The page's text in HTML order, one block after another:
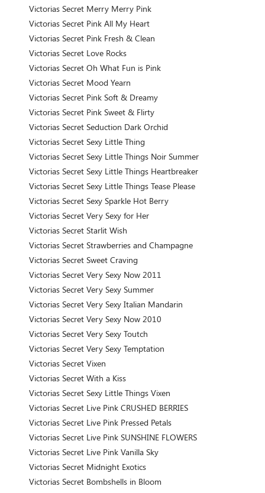
Victorias Secret Merry Merry Pink
Victorias Secret Pink All My Heart
Victorias Secret Pink Fresh & Clean
Victorias Secret Love Rocks
Victorias Secret Oh What Fun is Pink
Victorias Secret Mood Yearn
Victorias Secret Pink Soft & Dreamy
Victorias Secret Pink Sweet & Flirty
Victorias Secret Seduction Dark Orchid
Victorias Secret Sexy Little Thing
Victorias Secret Sexy Little Things Noir Summer
Victorias Secret Sexy Little Things Heartbreaker
Victorias Secret Sexy Little Things Tease Please
Victorias Secret Sexy Sparkle Hot Berry
Victorias Secret Very Sexy for Her
Victorias Secret Starlit Wish
Victorias Secret Strawberries and Champagne
Victorias Secret Sweet Craving
Victorias Secret Very Sexy Now 2011
Victorias Secret Very Sexy Summer
Victorias Secret Very Sexy Italian Mandarin
Victorias Secret Very Sexy Now 2010
Victorias Secret Very Sexy Toutch
Victorias Secret Very Sexy Temptation
Victorias Secret Vixen
Victorias Secret With a Kiss
Victorias Secret Sexy Little Things Vixen
Victorias Secret Live Pink CRUSHED BERRIES
Victorias Secret Live Pink Pressed Petals
Victorias Secret Live Pink SUNSHINE FLOWERS
Victorias Secret Live Pink Vanilla Sky
Victorias Secret Midnight Exotics
Victorias Secret Bombshells in Bloom